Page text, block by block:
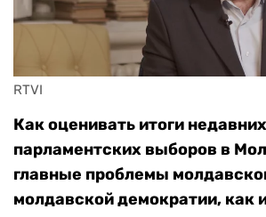
RTVI
Как оценивать итоги недавних
парламентских выборов в
главные проблемы
молдавской демократии, как